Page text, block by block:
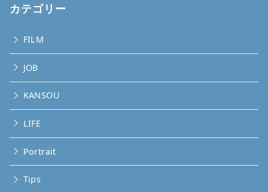
カテゴリー
FILM
JOB
KANSOU
LIFE
Portrait
Tips